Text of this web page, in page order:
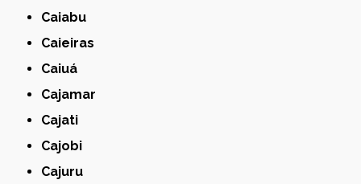
Caiabu
Caieiras
Caiuá
Cajamar
Cajati
Cajobi
Cajuru